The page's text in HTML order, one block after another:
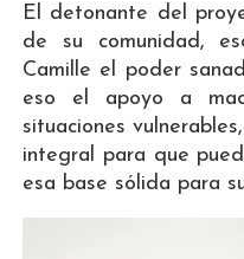
El detonante del
de su comunidad,
Camille el poder
eso el apoyo a
situaciones
integral para que
esa base sólida para